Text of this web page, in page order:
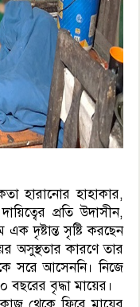
হারানোর হাহাকার,
প্রতি উদাসীন,
দৃষ্টান্ত সৃষ্টি করছেন
অসুস্থতার কারণে তার
সরে আসেননি। নিজে
বৃদ্ধা মায়ের।